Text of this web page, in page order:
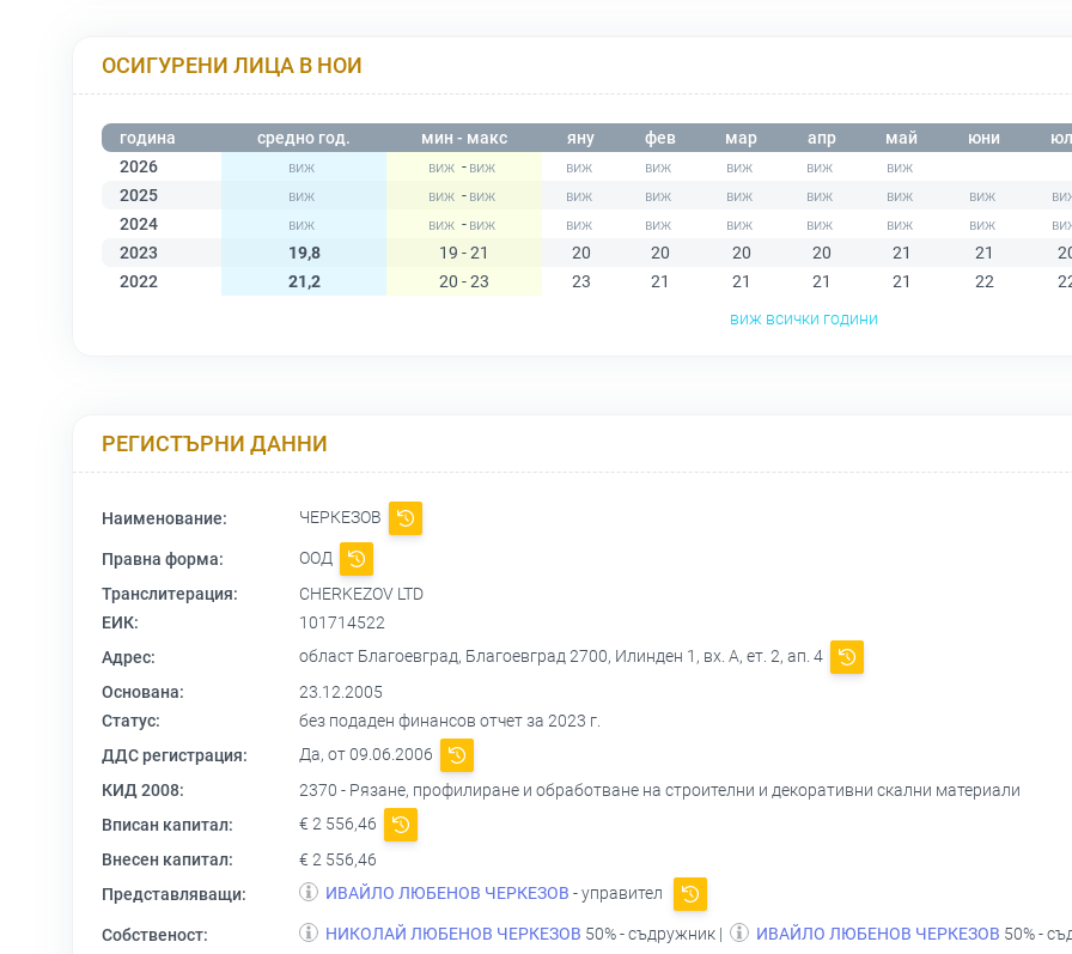
ОСИГУРЕНИ ЛИЦА В НОИ
година средно год. мин - макс яну фев мар апр май юни
2026
-
2025
-
2024
-
2023
19,8 19 - 21 20 20 20 20 21 21
2022
21,2 20 - 23 23 21 21 21 21 22
виж всички години
РЕГИСТЪРНИ ДАННИ
Наименование: ЧЕРКЕЗОВ
Правна форма:
ООД
Транслитерация:
CHERKEZOV LTD
ЕИК:
101714522
Адрес:
област Благоевград, Благоевград 2700, Илинден 1, вх. А, ет. 2, ап. 4
Основана:
23.12.2005
Статус:
без подаден финансов отчет за 2023 г.
ДДС регистрация:
Да, от 09.06.2006
КИД 2008:
2370 - Рязане, профилиране и обработване на строителни и декоративни скални материали
Вписан капитал:
€ 2 556,46
Внесен капитал:
€ 2 556,46
Представляващи:
ИВАЙЛО ЛЮБЕНОВ ЧЕРКЕЗОВ - управител
Собственост: НИКОЛАЙ ЛЮБЕНОВ ЧЕРКЕЗОВ 50% - съдружник | ИВАЙЛО ЛЮБЕНОВ ЧЕРКЕЗОВ 50% -